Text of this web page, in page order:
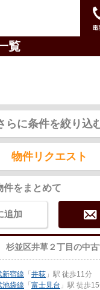
電
覧
らに条件を絞り込
物件リクエスト
件をまとめて
追加
杉並区井草２丁目の中
新宿線 「井荻 」駅 徒歩11分
池袋線 「富士見台 」駅 徒歩